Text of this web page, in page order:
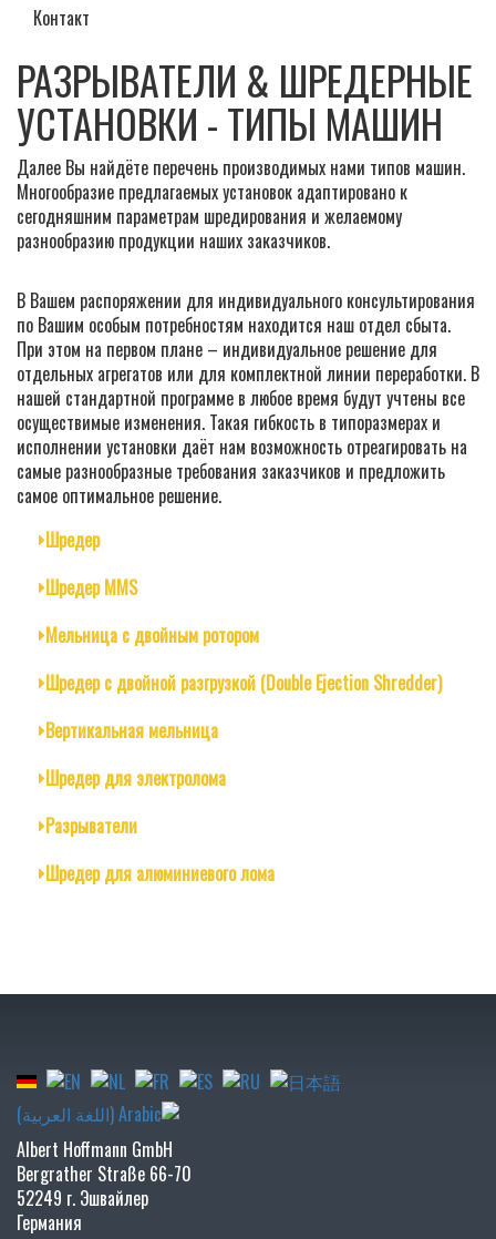
Контакт
РАЗРЫВАТЕЛИ & ШРЕДЕРНЫЕ
УСТАНОВКИ - ТИПЫ МАШИН
Далее Вы найдёте перечень производимых нами типов машин.
Многообразие предлагаемых установок адаптировано к
сегодняшним параметрам шредирования и желаемому
разнообразию продукции наших заказчиков.
В Вашем распоряжении для индивидуального консультирования
по Вашим особым потребностям находится наш отдел сбыта.
При этом на первом плане – индивидуальное решение для
отдельных агрегатов или для комплектной линии переработки. В
нашей стандартной программе в любое время будут учтены все
осуществимые изменения. Такая гибкость в типоразмерах и
исполнении установки даёт нам возможность отреагировать на
самые разнообразные требования заказчиков и предложить
самое оптимальное решение.
Шредер
Шредер MMS
Мельница с двойным ротором
Шредер с двойной разгрузкой (Double Ejection Shredder)
Вертикальная мельница
Шредер для электролома
Разрыватели
Шредер для алюминиевого лома
Albert Hoffmann GmbH
Bergrather Straße 66-70
52249 г. Эшвайлер
Германия